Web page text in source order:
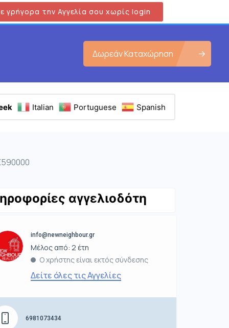
γρήγορα την Αγγελία σου χωρίς login
Δωρεάν Καταχώρηση
Italian Portuguese Spanish
αγγελιοδότη
info@newneighbour.gr
Μέλος από: 2 έτη
Ο χρήστης είναι εκτός σύνδεσης
Δείτε όλες τις Αγγελίες
6981073434